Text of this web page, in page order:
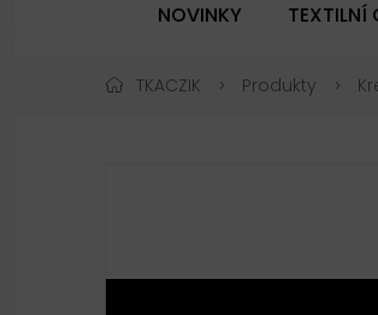
NOVINKY TEXTILNÍ
TKACZIK Produkty